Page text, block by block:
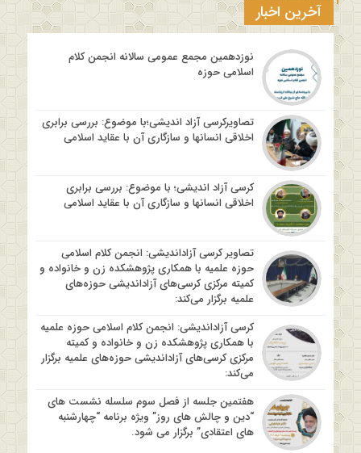
آخرین اخبار
نوزدهمین مجمع عمومی سالانه انجمن کلام
اسلامی حوزه
تصاویرکرسی آزاد اندیشی؛با موضوع: بررسی برابری
اخلاقی انسانها و سازگاری آن با عقاید اسلامی
کرسی آزاد اندیشی؛ با موضوع: بررسی برابری
اخلاقی انسانها و سازگاری آن با عقاید اسلامی
تصاویر کرسی آزاداندیشی: انجمن کلام اسلامی
حوزه علمیه با همکاری پژوهشکده زن و خانواده و
کمیته مرکزی کرسی‌های آزاداندیشی حوزه‌های
علمیه برگزار می‌کند:
کرسی آزاداندیشی: انجمن کلام اسلامی حوزه علمیه
با همکاری پژوهشکده زن و خانواده و کمیته
مرکزی کرسی‌های آزاداندیشی حوزه‌های علمیه برگزار
می‌کند:
هفتمین جلسه از فصل سوم سلسله نشست های
“دین و چالش های روز” ویژه برنامه “چهارشنبه
های اعتقادی” برگزار می شود.